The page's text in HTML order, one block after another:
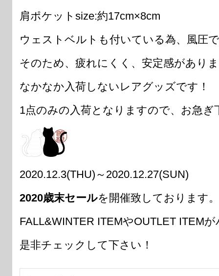
肩ポケットsize:約17cm×8cm
ウェストベルトも付いている為、風圧
そのため、疲れにくく、安定感があり
なかなか入荷しないレアグッズです！
1点のみの入荷となりますので、お急
2020.12.3(THU)～2020.12.27(SUN)
2020歳末セールを開催致しております。
FALL&WINTER ITEMやOUTLET ITEM
是非チェックして下さい！